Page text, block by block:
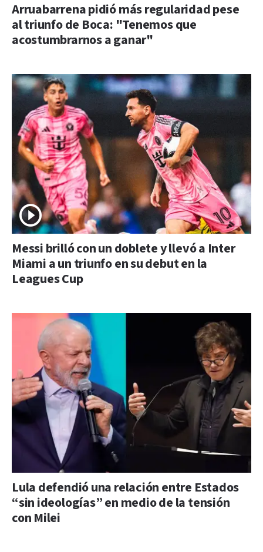
Arruabarrena pidió más regularidad pese
al triunfo de Boca: "Tenemos que
acostumbrarnos a ganar"
Messi brilló con un doblete y llevó a Inter
Miami a un triunfo en su debut en la
Leagues Cup
Lula defendió una relación entre Estados
“sin ideologías” en medio de la tensión
con Milei